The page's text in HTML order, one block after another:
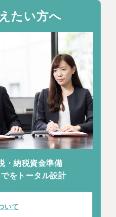
たい方へ
・納税資金準備
をトータル設計
いて